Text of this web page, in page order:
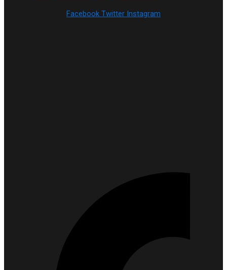
Facebook Twitter Instagram